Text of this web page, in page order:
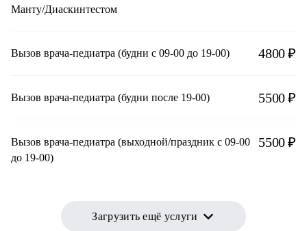
Манту/Диаскинтестом
Вызов врача-педиатра (будни с 09-00 до 19-00) 4800 ₽
Вызов врача-педиатра (будни после 19-00) 5500 ₽
Вызов врача-педиатра (выходной/праздник с 09-00
до 19-00)
5500 ₽
Загрузить ещё услуги